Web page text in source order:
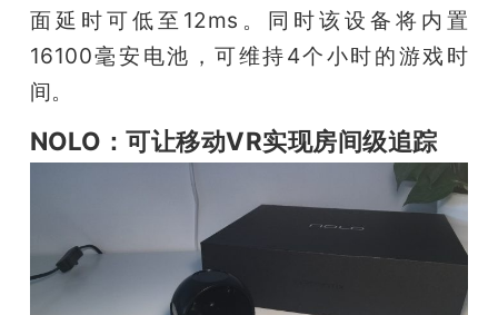
面延时可低至12ms。同时该设备将内置
16100毫安电池，可维持4个小时的游戏时
间。
NOLO：可让移动VR实现房间级追踪